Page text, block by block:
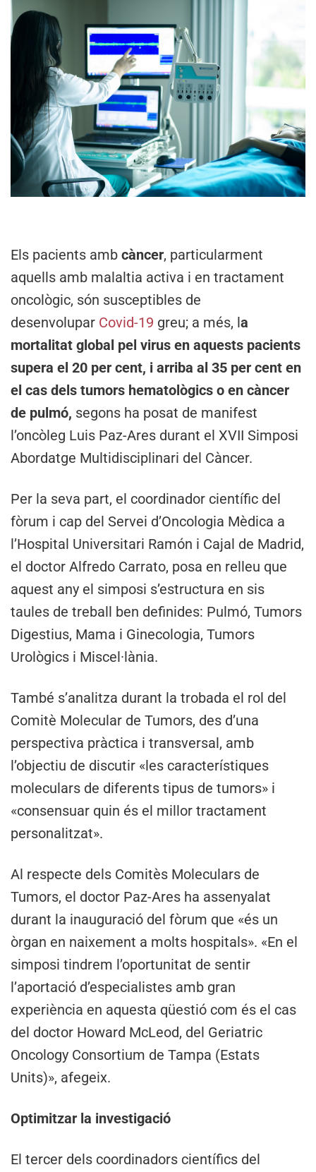
Els pacients amb càncer, particularment
aquells amb malaltia activa i en tractament
oncològic, són susceptibles de
desenvolupar Covid-19 greu; a més, la
mortalitat global pel virus en aquests pacients
supera el 20 per cent, i arriba al 35 per cent en
el cas dels tumors hematològics o en càncer
de pulmó, segons ha posat de manifest
l’oncòleg Luis Paz-Ares durant el XVII Simposi
Abordatge Multidisciplinari del Càncer.
Per la seva part, el coordinador científic del
fòrum i cap del Servei d’Oncologia Mèdica a
l’Hospital Universitari Ramón i Cajal de Madrid,
el doctor Alfredo Carrato, posa en relleu que
aquest any el simposi s’estructura en sis
taules de treball ben definides: Pulmó, Tumors
Digestius, Mama i Ginecologia, Tumors
Urològics i Miscel·lània.
També s’analitza durant la trobada el rol del
Comitè Molecular de Tumors, des d’una
perspectiva pràctica i transversal, amb
l’objectiu de discutir «les característiques
moleculars de diferents tipus de tumors» i
«consensuar quin és el millor tractament
personalitzat».
Al respecte dels Comitès Moleculars de
Tumors, el doctor Paz-Ares ha assenyalat
durant la inauguració del fòrum que «és un
òrgan en naixement a molts hospitals». «En el
simposi tindrem l’oportunitat de sentir
l’aportació d’especialistes amb gran
experiència en aquesta qüestió com és el cas
del doctor Howard McLeod, del Geriatric
Oncology Consortium de Tampa (Estats
Units)», afegeix.
Optimitzar la investigació
El tercer dels coordinadors científics del